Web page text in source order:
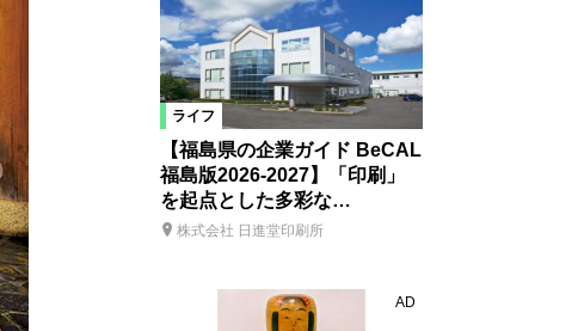
ライフ
【福島県の企業ガイド BeCAL
福島版2026-2027】「印刷」
を起点とした多彩な…
株式会社 日進堂印刷所
AD